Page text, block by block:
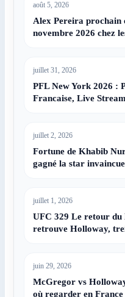
août 5, 2026
Alex Pereira prochain
novembre 2026 chez
juillet 31, 2026
PFL New York 2026 :
Francaise, Live
juillet 2, 2026
Fortune de Khabib
gagné la star
juillet 1, 2026
UFC 329 Le retour
retrouve Holloway,
juin 29, 2026
McGregor vs
où regarder en France